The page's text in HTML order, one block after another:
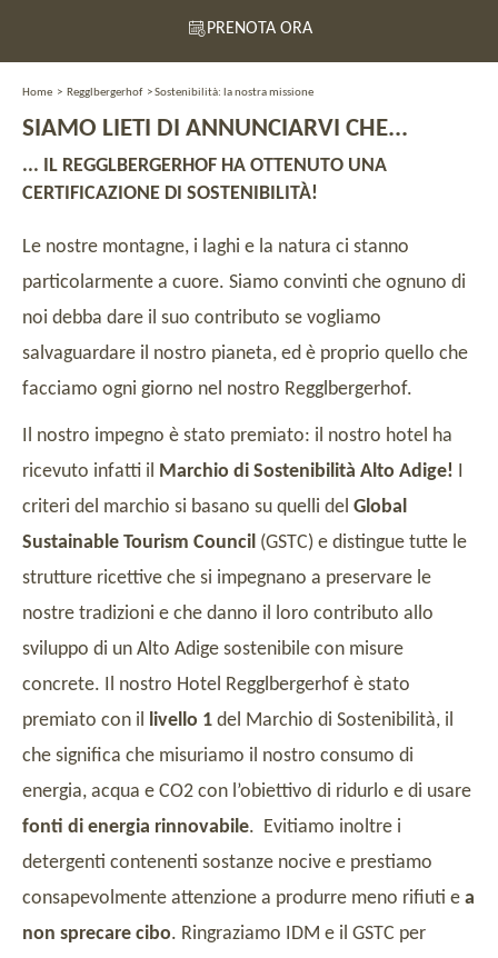
PRENOTA ORA
Home > Regglbergerhof >Sostenibilità: la nostra missione
SIAMO LIETI DI ANNUNCIARVI CHE...
... IL REGGLBERGERHOF HA OTTENUTO UNA
CERTIFICAZIONE DI SOSTENIBILITÀ!
Le nostre montagne, i laghi e la natura ci stanno
particolarmente a cuore. Siamo convinti che ognuno di
noi debba dare il suo contributo se vogliamo
salvaguardare il nostro pianeta, ed è proprio quello che
facciamo ogni giorno nel nostro Regglbergerhof.
Il nostro impegno è stato premiato: il nostro hotel ha
ricevuto infatti il Marchio di Sostenibilità Alto Adige! I
criteri del marchio si basano su quelli del Global
Sustainable Tourism Council (GSTC) e distingue tutte le
strutture ricettive che si impegnano a preservare le
nostre tradizioni e che danno il loro contributo allo
sviluppo di un Alto Adige sostenibile con misure
concrete. Il nostro Hotel Regglbergerhof è stato
premiato con il livello 1 del Marchio di Sostenibilità, il
che significa che misuriamo il nostro consumo di
energia, acqua e CO2 con l’obiettivo di ridurlo e di usare
fonti di energia rinnovabile. Evitiamo inoltre i
detergenti contenenti sostanze nocive e prestiamo
consapevolmente attenzione a produrre meno rifiuti e a
non sprecare cibo. Ringraziamo IDM e il GSTC per